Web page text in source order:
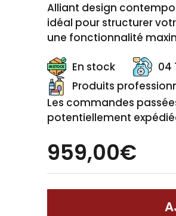
Alliant design
idéal pour structurer
une fonctionnalité
En stock
04
Produits
Les commandes
potentiellement
959,00€